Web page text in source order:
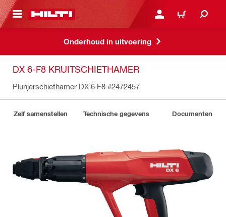
HOOFDINHOUD AANMELDEN OF
WINKELWAGEN
Onderhoud in uitvoering
DX 6-F8 KRUITSCHIETHAMER
Plunjerschiethamer DX 6 F8 #2472457
Zelf samenstellen Technische gegevens Documenten